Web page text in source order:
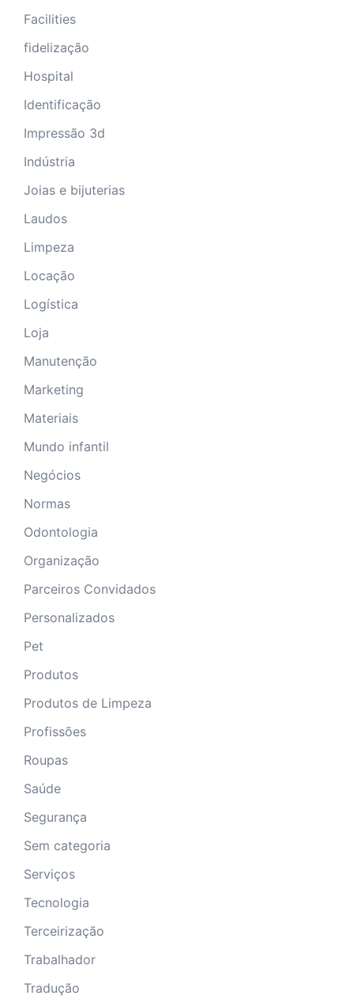
Facilities
fidelização
Hospital
Identificação
Impressão 3d
Indústria
Joias e bijuterias
Laudos
Limpeza
Locação
Logística
Loja
Manutenção
Marketing
Materiais
Mundo infantil
Negócios
Normas
Odontologia
Organização
Parceiros Convidados
Personalizados
Pet
Produtos
Produtos de Limpeza
Profissões
Roupas
Saúde
Segurança
Sem categoria
Serviços
Tecnologia
Terceirização
Trabalhador
Tradução